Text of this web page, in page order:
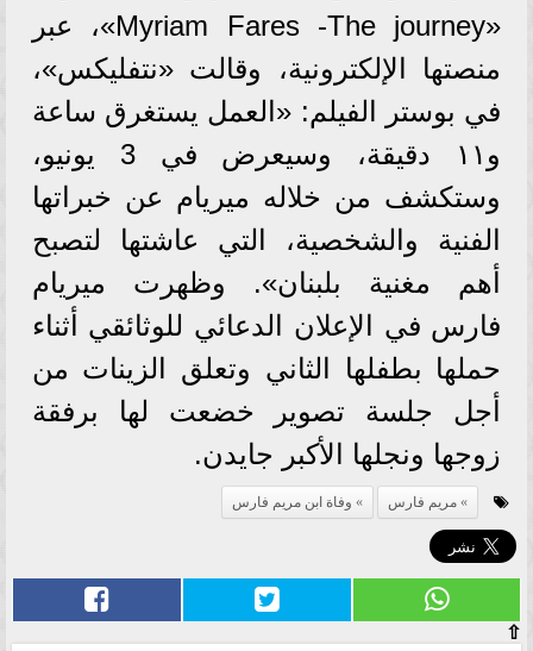
«Myriam Fares -The journey»، عبر
منصتها الإلكترونية، وقالت «نتفليكس»،
في بوستر الفيلم: «العمل يستغرق ساعة
و١١ دقيقة، وسيعرض في 3 يونيو،
وستكشف من خلاله ميريام عن خبراتها
الفنية والشخصية، التي عاشتها لتصبح
أهم مغنية بلبنان». وظهرت ميريام
فارس في الإعلان الدعائي للوثائقي أثناء
حملها بطفلها الثاني وتعلق الزينات من
أجل جلسة تصوير خضعت لها برفقة
زوجها ونجلها الأكبر جايدن.
مريم فارس وفاة ابن مريم فارس
⇧